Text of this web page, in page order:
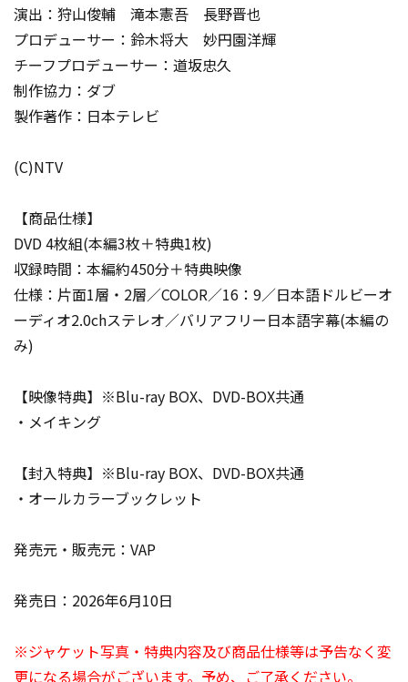
演出：狩山俊輔 滝本憲吾 長野晋也
プロデューサー：鈴木将大 妙円園洋輝
チーフプロデューサー：道坂忠久
制作協力：ダブ
製作著作：日本テレビ
(C)NTV
【商品仕様】
DVD 4枚組(本編3枚＋特典1枚)
収録時間：本編約450分＋特典映像
仕様：片面1層・2層／COLOR／16：9／日本語ドルビーオ
ーディオ2.0chステレオ／バリアフリー日本語字幕(本編の
み)
【映像特典】※Blu-ray BOX、DVD-BOX共通
・メイキング
【封入特典】※Blu-ray BOX、DVD-BOX共通
・オールカラーブックレット
発売元・販売元：VAP
発売日：2026年6月10日
※ジャケット写真・特典内容及び商品仕様等は予告なく変
更になる場合がございます。予め、ご了承ください。